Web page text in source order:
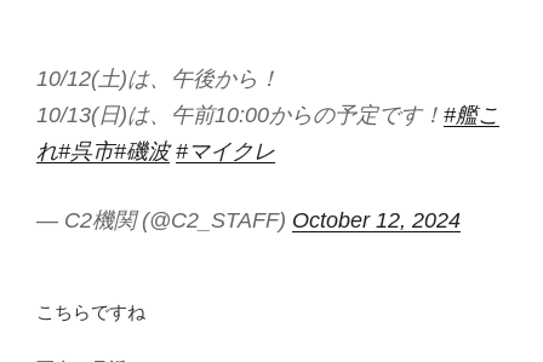
10/12(土)は、午後から！
10/13(日)は、午前10:00からの予定です！ #艦こ
れ#呉市#磯波 #マイクレ
— C2機関 (@C2_STAFF) October 12, 2024
こちらですね